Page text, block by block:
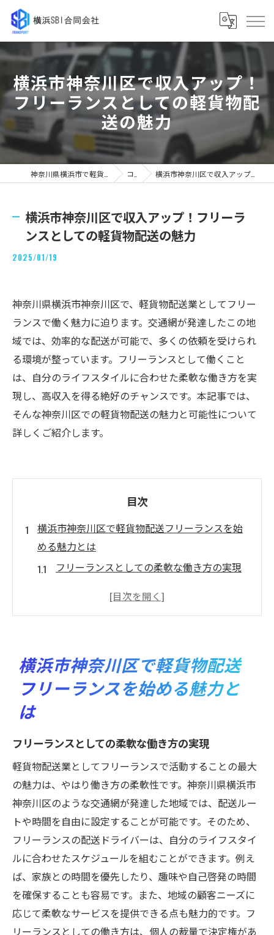
横浜市神奈川区で収入アップ！
フリーランスとしての軽貨物配
送の魅力
コラム 横浜市神奈川区で収入アップ！フリーランスとしての軽貨物配送の魅力
横浜市神奈川区で収入アップ！フリーラ
ンスとしての軽貨物配送の魅力
2025/01/19
神奈川県横浜市神奈川区で、軽貨物配送業としてフリー
ランスで働く魅力に迫ります。交通網が発達したこの地
域では、効率的な配送が可能で、多くの依頼を受けられ
る環境が整っています。フリーランスとして働くこと
は、自分のライフスタイルに合わせた柔軟な働き方を実
現し、高収入を得る絶好のチャンスです。本記事では、
そんな神奈川区での軽貨物配送の魅力と可能性について
詳しくご紹介します。
目次
横浜市神奈川区で軽貨物配送フリーランスを始
める魅力とは
フリーランスとしての柔軟な働き方の実現
地域特有の配送ニーズに応えることのメリ
軽貨物配送業で得られるやりがい
地域密着型サービスの可能性
効率化を支える最新テクノロジーの活用
時間管理術で稼働率を最大化
高収入を実現するための価格設定のポイン
ト
顧客満足度向上につながる配送手法
フリーランスにおける効率的なルート選定
競争力を高めるための差別化戦略
交通網が整った神奈川区での軽貨物配送の可能
性
交通インフラを最大限に活用する方法
横浜市神奈川区で軽貨物配送
フリーランスを始める魅力と
は
フリーランスとしての柔軟な働き方の実現
軽貨物配送業としてフリーランスで活動することの最大
の魅力は、やはり働き方の柔軟性です。神奈川県横浜市
神奈川区のような交通網が発達した地域では、配送ルー
トや時間を自由に設定することが可能です。そのため、
フリーランスの配送ドライバーは、自分のライフスタイ
ルに合わせたスケジュールを組むことができます。例え
ば、家族との時間を優先したり、趣味や自己啓発の時間
を確保することも容易です。また、地域の顧客ニーズに
応じて柔軟なサービスを提供できる点も魅力的です。フ
リーランスとしての働き方は、個人の裁量で決定権があ